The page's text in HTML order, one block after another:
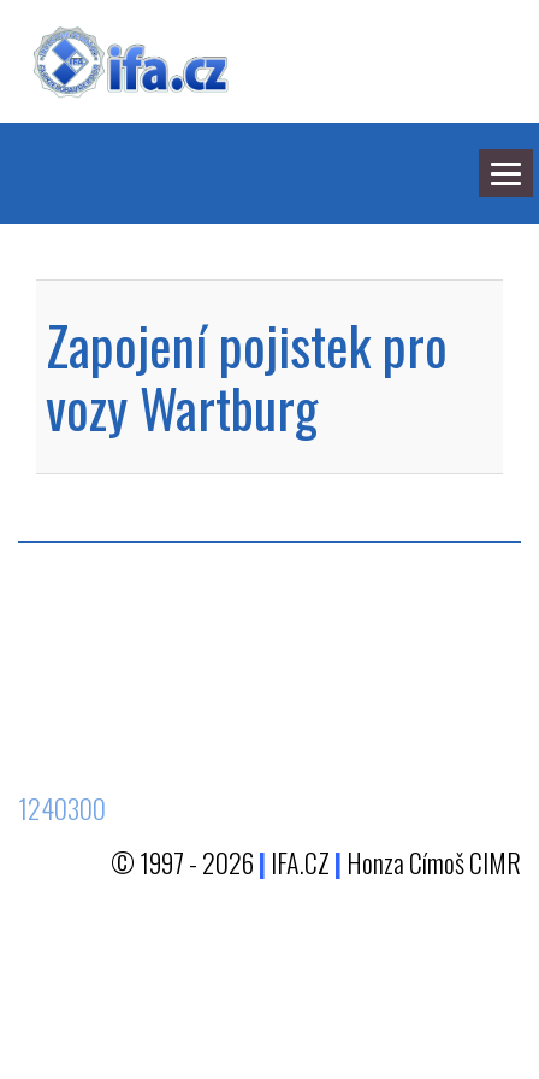
BARVY
SEDMILHÁŘI
KONTAKT
Zapojení pojistek pro
vozy Wartburg
1240300
© 1997 - 2026| IFA.CZ| Honza Címoš CIMR